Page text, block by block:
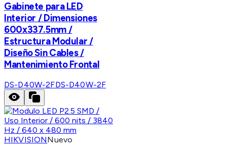
Gabinete para LED
Interior / Dimensiones
600x337.5mm /
Estructura Modular /
Diseño Sin Cables /
Mantenimiento Frontal
DS-D40W-2FDS-D40W-2F
HIKVISIONNuevo